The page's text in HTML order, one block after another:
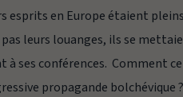
esprits en Europe étaient
leurs louanges, ils se
ses conférences. Comment
propagande bolchévique